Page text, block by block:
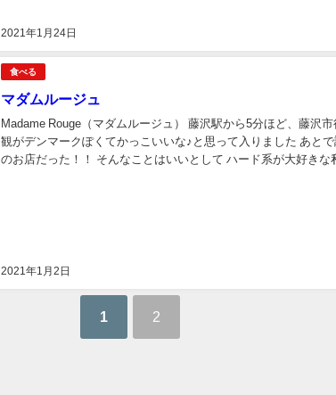
2021年1月24日
食べる
マダムルージュ
2021年1月2日
Madame Rouge（マダムルージュ） 藤沢駅から5分ほど、藤沢
観がデンマークぽくてかっこいいな♪と思って入りました あと
のお店だった！！ そんなことはいいとして ハード系が大好きな
1 2